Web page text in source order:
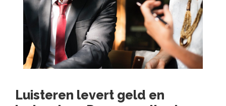
Luisteren levert geld en